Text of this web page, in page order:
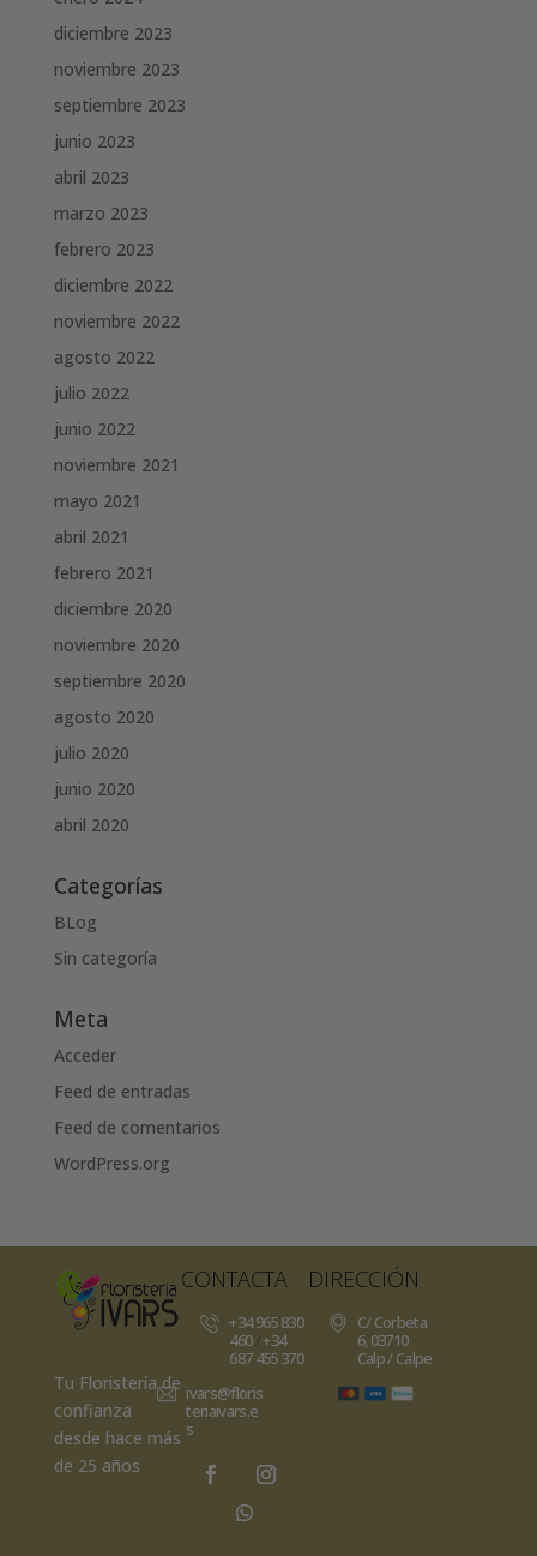
diciembre 2023
noviembre 2023
septiembre 2023
junio 2023
abril 2023
marzo 2023
febrero 2023
diciembre 2022
noviembre 2022
agosto 2022
julio 2022
junio 2022
noviembre 2021
mayo 2021
abril 2021
febrero 2021
diciembre 2020
noviembre 2020
septiembre 2020
agosto 2020
julio 2020
junio 2020
abril 2020
Categorías
BLog
Sin categoría
Meta
Acceder
Feed de entradas
Feed de comentarios
WordPress.org
Tu Floristería de
confianza
desde hace más
de 25 años
CONTACTA
+34 965 830
460/+34
687 455 370
ivars@floris
teriaivars.e
s
DIRECCIÓN
C/ Corbeta
6, 03710
Calp / Calpe